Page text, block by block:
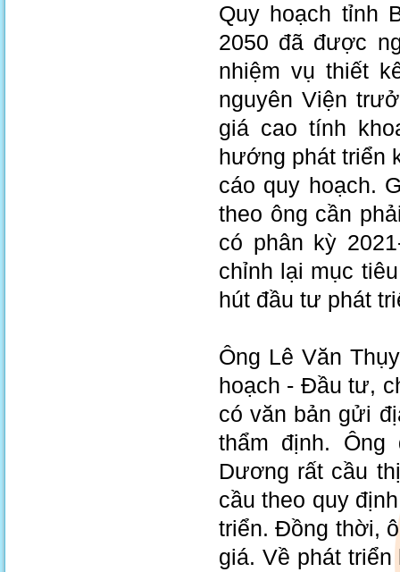
Quy hoạch tỉnh
2050 đã được
nhiệm vụ thiết
nguyên Viện
giá cao tính
hướng phát triển
cáo quy hoạch.
theo ông cần
có phân kỳ
chỉnh lại mục
hút đầu tư phát
Ông Lê Văn
hoạch - Đầu tư,
có văn bản gửi
thẩm định.
Dương rất cầu
cầu theo quy
triển. Đồng thời,
giá. Về phát